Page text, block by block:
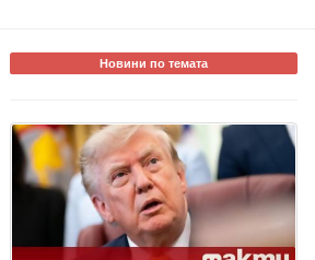
Новини по темата